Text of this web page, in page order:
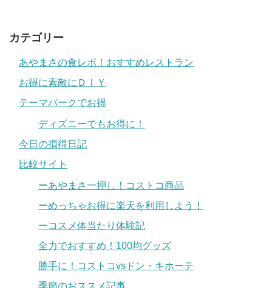
カテゴリー
あやまさの食レポ！おすすめレストラン
お得に素敵にＤＩＹ
テーマパークでお得
ディズニーでもお得に！
今日の損得日記
比較サイト
ーあやまさ一押し！コストコ商品
ーめっちゃお得に楽天を利用しよう！
ーコスメ体当たり体験記
全力でおすすめ！100均グッズ
勝手に！コストコvsドン・キホーテ